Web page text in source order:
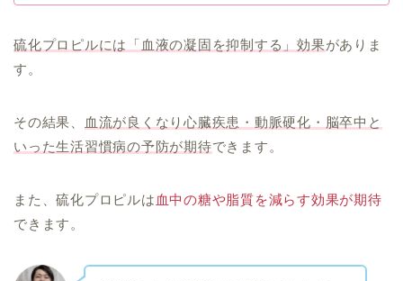
硫化プロピルには「血液の凝固を抑制する」効果がありま
す。
その結果、
血流が良くなり心臓疾患・動脈硬化・脳卒中と
いった生活習慣病の予防が期待できます。
また、硫化プロピルは 血中の糖や脂質を減らす効果が期待
できます。